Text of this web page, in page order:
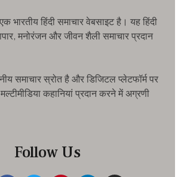
भारतीय हिंदी समाचार वेबसाइट है। यह हिंदी
मनोरंजन और जीवन शैली समाचार प्रदान
समाचार स्रोत है और डिजिटल प्लेटफॉर्म पर
मल्टीमीडिया कहानियां प्रदान करने में अग्रणी
Follow Us